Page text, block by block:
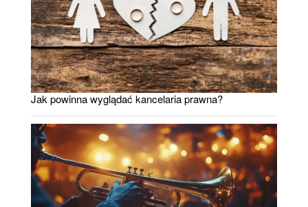
Jak powinna wyglądać kancelaria prawna?